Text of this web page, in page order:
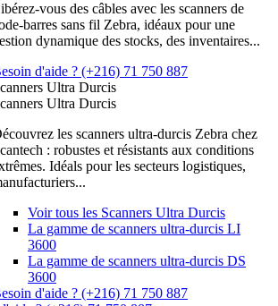
vous des câbles avec les scanners de
barres sans fil Zebra, idéaux pour une
dynamique des stocks, des inventaires...
d'aide ? (+216) 71 750 887
Ultra Durcis
Ultra Durcis
les scanners ultra-durcis Zebra chez
: robustes et résistants aux conditions
Idéals pour les secteurs logistiques,
Voir tous les Scanners Ultra Durcis
La gamme de scanners ultra-durcis LI
3600
La gamme de scanners ultra-durcis DS
3600
d'aide ? (+216) 71 750 887